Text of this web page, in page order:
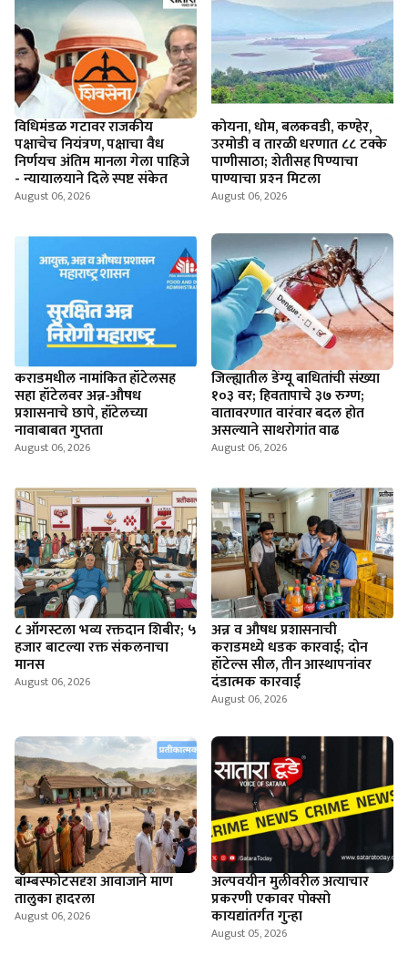
विधिमंडळ गटावर राजकीय
पक्षाचेच नियंत्रण, पक्षाचा वैध
निर्णयच अंतिम मानला गेला पाहिजे
- न्यायालयाने दिले स्पष्ट संकेत
August 06, 2026
कोयना, धोम, बलकवडी, कण्हेर,
उरमोडी व तारळी धरणात ८८ टक्के
पाणीसाठा; शेतीसह पिण्याचा
पाण्याचा प्रश्‍न मिटला
August 06, 2026
कराडमधील नामांकित हॉटेलसह
सहा हॉटेलवर अन्न-औषध
प्रशासनाचे छापे, हॉटेलच्या
नावाबाबत गुप्तता
August 06, 2026
जिल्ह्यातील डेंग्यू बाधितांची संख्या
१०३ वर; हिवतापाचे ३७ रुग्ण;
वातावरणात वारंवार बदल होत
असल्याने साथरोगांत वाढ
August 06, 2026
८ ऑगस्टला भव्य रक्तदान शिबीर; ५
हजार बाटल्या रक्त संकलनाचा
मानस
August 06, 2026
अन्न व औषध प्रशासनाची
कराडमध्ये धडक कारवाई; दोन
हॉटेल्स सील, तीन आस्थापनांवर
दंडात्मक कारवाई
August 06, 2026
बॉम्बस्फोटसदृश आवाजाने माण
तालुका हादरला
August 06, 2026
अल्पवयीन मुलीवरील अत्याचार
प्रकरणी एकावर पोक्सो
कायद्यांतर्गत गुन्हा
August 05, 2026